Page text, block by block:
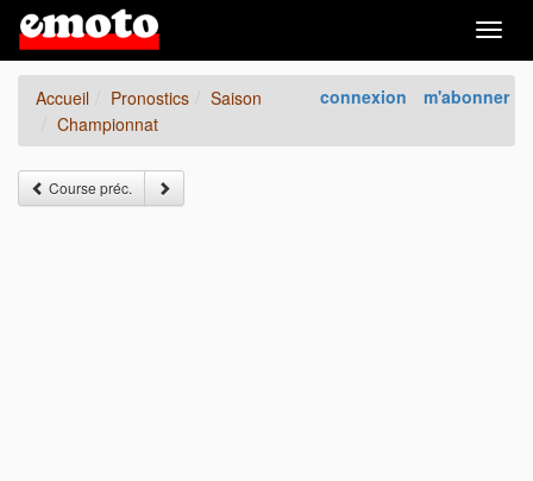
connexion m'abonner
Accueil Pronostics
Saison
Championnat
Course préc.